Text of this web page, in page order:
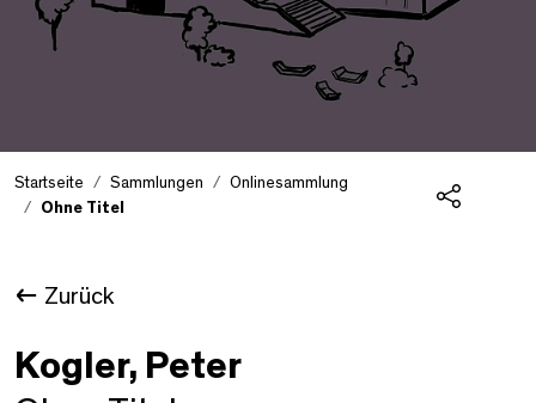
Startseite Sammlungen
Onlinesammlung
Ohne Titel
Zurück
Kogler, Peter